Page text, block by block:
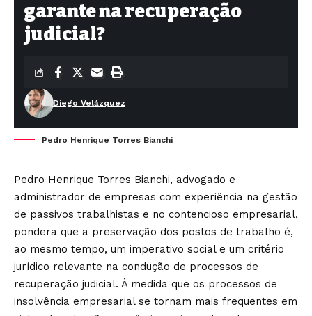
garante na recuperação
judicial?
Diego Velázquez
Pedro Henrique Torres Bianchi
Pedro Henrique Torres Bianchi, advogado e
administrador de empresas com experiência na gestão
de passivos trabalhistas e no contencioso empresarial,
pondera que a preservação dos postos de trabalho é,
ao mesmo tempo, um imperativo social e um critério
jurídico relevante na condução de processos de
recuperação judicial. À medida que os processos de
insolvência empresarial se tornam mais frequentes em